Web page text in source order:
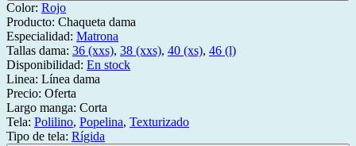
Color: Rojo
Producto: Chaqueta dama
Especialidad: Matrona
Tallas dama: 36 (xxs), 38 (xxs), 40 (xs), 46 (l)
Disponibilidad: En stock
Linea: Línea dama
Precio: Oferta
Largo manga: Corta
Tela: Polilino, Popelina, Texturizado
Tipo de tela: Rígida